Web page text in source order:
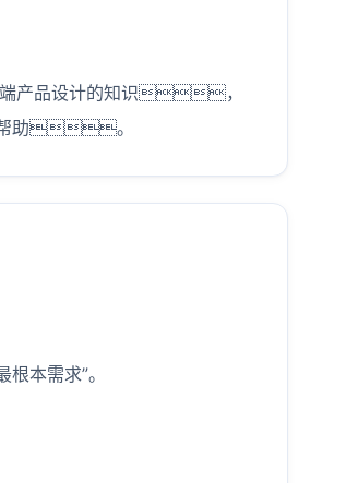
产品设计的知识，
帮助。
本需求”。